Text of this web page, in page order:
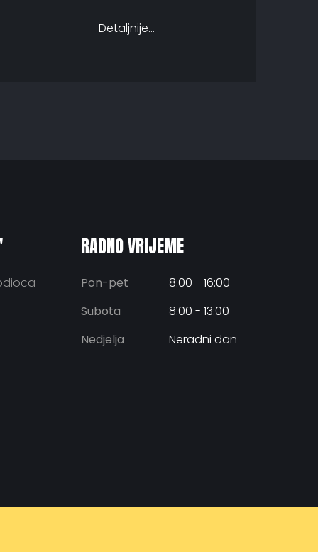
Detaljnije...
RADNO VRIJEME
Pon-pet
8:00 - 16:00
Subota
8:00 - 13:00
Nedjelja
Neradni dan